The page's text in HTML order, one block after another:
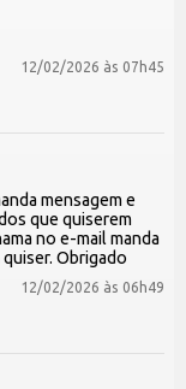
12/02/2026 às 07h45
mensagem e
que quiserem
no e-mail manda
Obrigado
12/02/2026 às 06h49